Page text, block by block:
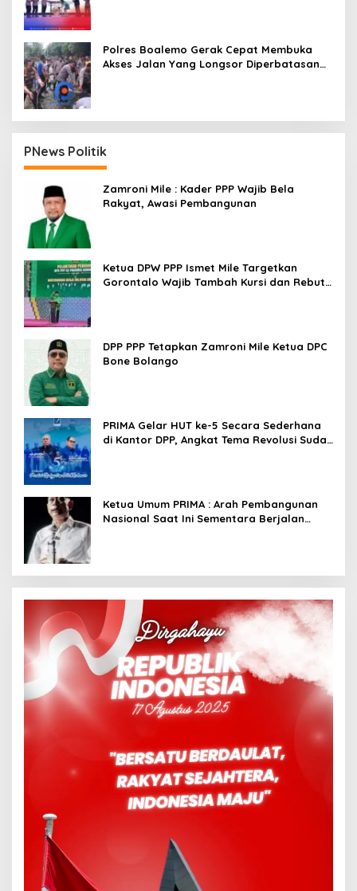
Polres Boalemo Gerak Cepat Membuka
Akses Jalan Yang Longsor Diperbatasan
PNews Politik
Zamroni Mile : Kader PPP Wajib Bela
Rakyat, Awasi Pembangunan
Ketua DPW PPP Ismet Mile Targetkan
Gorontalo Wajib Tambah Kursi dan Rebut
DPP PPP Tetapkan Zamroni Mile Ketua DPC
Bone Bolango
PRIMA Gelar HUT ke-5 Secara Sederhana
di Kantor DPP, Angkat Tema Revolusi Sudah
Ketua Umum PRIMA : Arah Pembangunan
Nasional Saat Ini Sementara Berjalan